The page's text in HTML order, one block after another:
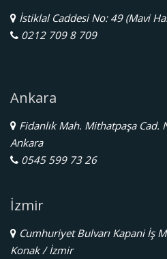
İstiklal Caddesi No: 49 (Mavi
0212 709 8 709
Ankara
Fidanlık Mah. Mithatpaşa Cad.
Ankara
0545 599 73 26
İzmir
Cumhuriyet Bulvarı Kapani İş
Konak / İzmir